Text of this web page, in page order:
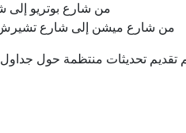
من شارع بوتريو إلى شارع
من شارع ميشن إلى شارع تشيرش - من خريف 2019
تقديم تحديثات منتظمة حول